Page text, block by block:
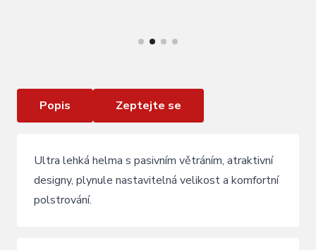
Popis Zeptejte se
Ultra lehká helma s pasivním větráním, atraktivní
designy, plynule nastavitelná velikost a komfortní
polstrování.